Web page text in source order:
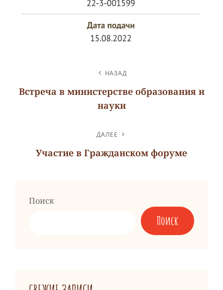
ПО
ЗАПИСЯМ
НАЗАД
Встреча в министерстве образования и
науки
ДАЛЕЕ
Участие в Гражданском форуме
Поиск
Поиск